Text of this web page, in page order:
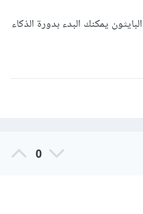
يمكنك البدء بدورة الذكاء
0